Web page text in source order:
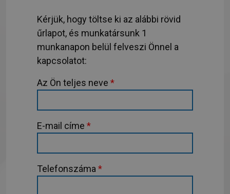
Kérjük, hogy töltse ki az alábbi rövid
űrlapot, és munkatársunk 1
munkanapon belül felveszi Önnel a
kapcsolatot:
Az Ön teljes neve *
E-mail címe *
Telefonszáma*